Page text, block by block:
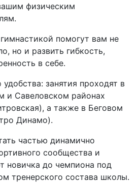
физическим
помогут вам не
но и развить гибкость,
в себе.
занятия проходят в
и Савеловском районах
а также в Беговом
Динамо).
частью динамично
сообщества и
новичка до чемпиона под
тренерского состава школы.